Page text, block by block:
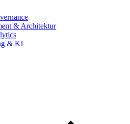
& Architektur
& KI